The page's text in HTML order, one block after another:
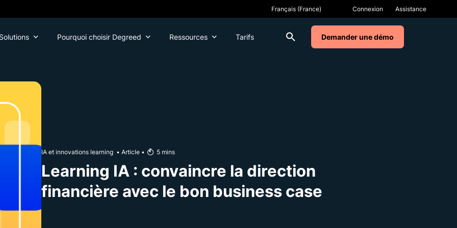
Connexion Assistance
Solutions Pourquoi choisir Degreed Ressources Tarifs Demander une démo
IA et innovations learning • Article • 5 mins
Learning IA : convaincre la direction
financière avec le bon business case